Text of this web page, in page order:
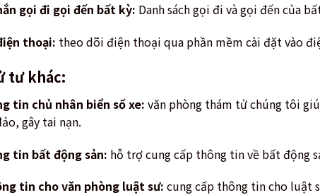
gọi đi gọi đến bất kỳ: Danh sách gọi đi và gọi đến của
thoại: theo dõi điện thoại qua phần mềm cài đặt vào
tư khác:
tin chủ nhân biển số xe: văn phòng thám tử chúng tôi
gây tai nạn.
tin bất động sản: hỗ trợ cung cấp thông tin về bất động
tin cho văn phòng luật sư: cung cấp thông tin cho luật